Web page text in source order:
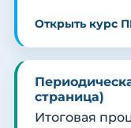
Открыть курс
страница)
Итоговая